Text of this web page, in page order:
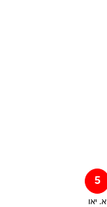
5
א. יאו